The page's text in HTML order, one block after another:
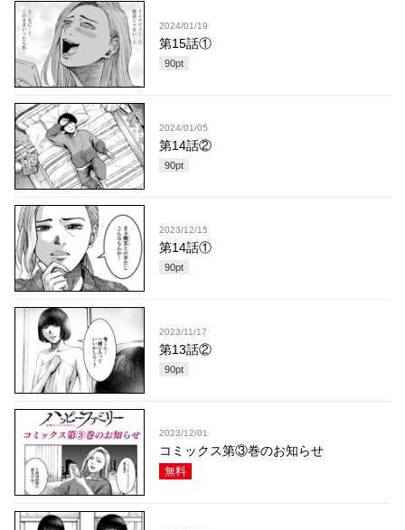
2024/01/19
第15話①
90pt
2024/01/05
第14話②
90pt
2023/12/15
第14話①
90pt
2023/11/17
第13話②
90pt
2023/12/01
コミックス第③巻のお知らせ
無料